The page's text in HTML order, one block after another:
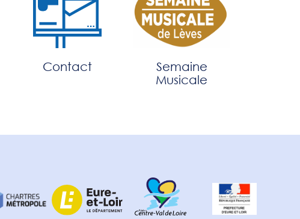
Contact
Semaine
Musicale